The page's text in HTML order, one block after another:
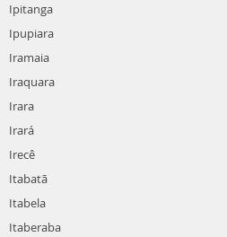
Ipitanga
Ipupiara
Iramaia
Iraquara
Irara
Irará
Irecê
Itabatã
Itabela
Itaberaba